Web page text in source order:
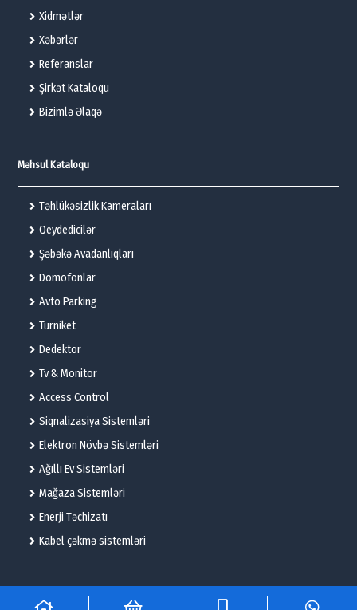
Xidmətlər
Xəbərlər
Referanslar
Şirkət Kataloqu
Bizimlə Əlaqə
Məhsul Kataloqu
Təhlükəsizlik Kameraları
Qeydedicilər
Şəbəkə Avadanlıqları
Domofonlar
Avto Parking
Turniket
Dedektor
Tv & Monitor
Access Control
Siqnalizasiya Sistemləri
Elektron Növbə Sistemləri
Ağıllı Ev Sistemləri
Mağaza Sistemləri
Enerji Təchizatı
Kabel çəkmə sistemləri
© 2025 – Flame Technologies